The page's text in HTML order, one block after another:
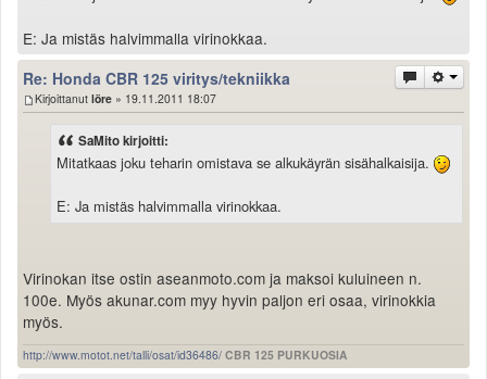
E: Ja mistäs halvimmalla virinokkaa.
Re: Honda CBR 125 viritys/tekniikka
Kirjoittanut löre » 19.11.2011 18:07
SaMito kirjoitti:
Mitatkaas joku teharin omistava se alkukäyrän sisähalkaisija.
E: Ja mistäs halvimmalla virinokkaa.
Virinokan itse ostin aseanmoto.com ja maksoi kuluineen n.
100e. Myös akunar.com myy hyvin paljon eri osaa, virinokkia
myös.
http://www.motot.net/talli/osat/id36486/ CBR 125 PURKUOSIA